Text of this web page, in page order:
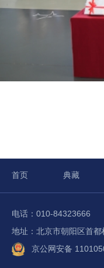
首页 典藏
电话：010-84323666
地址：北京市朝阳区首
京公网安备